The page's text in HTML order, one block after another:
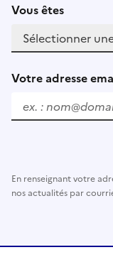
Vous êtes
Votre adresse
En renseignant votre
nos actualités par